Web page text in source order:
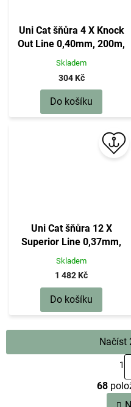
Uni Cat šňůra 4 X Knock
Out Line 0,40mm, 200m,
32 kg
Skladem
304 Kč
Do košíku
Uni Cat šňůra 12 X
Superior Line 0,37mm,
400m, 36 kg
Skladem
1 482 Kč
Do košíku
Načíst
1
68